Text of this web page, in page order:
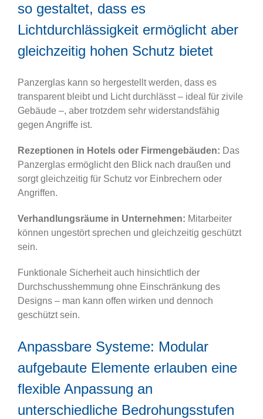
so gestaltet, dass es
Lichtdurchlässigkeit ermöglicht aber
gleichzeitig hohen Schutz bietet
Panzerglas kann so hergestellt werden, dass es
transparent bleibt und Licht durchlässt – ideal für zivile
Gebäude –, aber trotzdem sehr widerstandsfähig
gegen Angriffe ist.
Rezeptionen in Hotels oder Firmengebäuden: Das
Panzerglas ermöglicht den Blick nach draußen und
sorgt gleichzeitig für Schutz vor Einbrechern oder
Angriffen.
Verhandlungsräume in Unternehmen: Mitarbeiter
können ungestört sprechen und gleichzeitig geschützt
sein.
Funktionale Sicherheit auch hinsichtlich der
Durchschusshemmung ohne Einschränkung des
Designs – man kann offen wirken und dennoch
geschützt sein.
Anpassbare Systeme: Modular
aufgebaute Elemente erlauben eine
flexible Anpassung an
unterschiedliche Bedrohungsstufen